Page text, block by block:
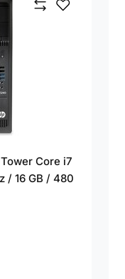
Core i7
/ 16 GB / 480